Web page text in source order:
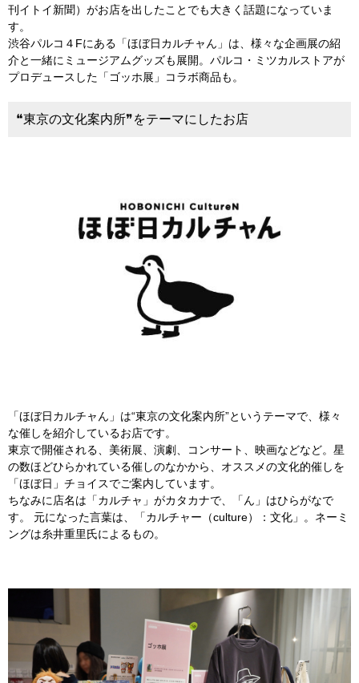
刊イトイ新聞）がお店を出したことでも大きく話題になっていま
す。
渋谷パルコ４Fにある「ほぼ日カルチャん」は、様々な企画展の紹
介と一緒にミュージアムグッズも展開。パルコ・ミツカルストアが
プロデュースした「ゴッホ展」コラボ商品も。
❝東京の文化案内所❞をテーマにしたお店
「ほぼ日カルチャん」は“東京の文化案内所”というテーマで、様々
な催しを紹介しているお店です。
東京で開催される、美術展、演劇、コンサート、映画などなど。星
の数ほどひらかれている催しのなかから、オススメの文化的催しを
「ほぼ日」チョイスでご案内しています。
ちなみに店名は「カルチャ」がカタカナで、「ん」はひらがなで
す。 元になった言葉は、「カルチャー（culture）：文化」。ネーミ
ングは糸井重里氏によるもの。